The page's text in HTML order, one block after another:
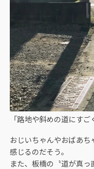
「路地や斜めの道にすご
おじいちゃんやおばあ
感じるのだそう。
また、板橋の〝道が真